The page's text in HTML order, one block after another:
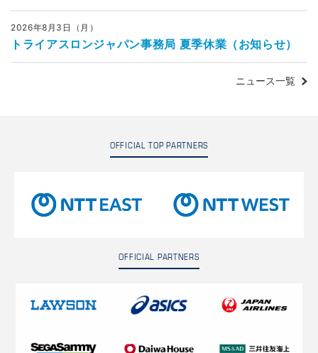
2026年8月3日（月）
トライアスロンジャパン事務局 夏季休業（お知らせ）
ニュース一覧
OFFICIAL TOP PARTNERS
OFFICIAL PARTNERS